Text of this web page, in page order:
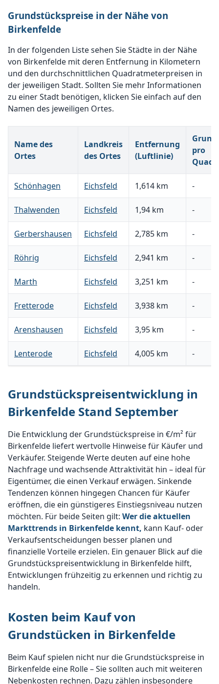
Grundstückspreise in der Nähe von
Birkenfelde
In der folgenden Liste sehen Sie Städte in der Nähe
von Birkenfelde mit deren Entfernung in Kilometern
und den durchschnittlichen Quadratmeterpreisen in
der jeweiligen Stadt. Sollten Sie mehr Informationen
zu einer Stadt benötigen, klicken Sie einfach auf den
Namen des jeweiligen Ortes.
Name des
Ortes
Landkreis
des Ortes
Entfernung
(Luftlinie)
pro
Schönhagen Eichsfeld 1,614 km -
Thalwenden Eichsfeld 1,94 km -
Gerbershausen Eichsfeld 2,785 km -
Röhrig Eichsfeld 2,941 km -
Marth Eichsfeld 3,251 km -
Fretterode Eichsfeld 3,938 km -
Arenshausen Eichsfeld 3,95 km -
Lenterode Eichsfeld 4,005 km -
Grundstückspreisentwicklung in
Birkenfelde Stand September
Die Entwicklung der Grundstückspreise in €/m² für
Birkenfelde liefert wertvolle Hinweise für Käufer und
Verkäufer. Steigende Werte deuten auf eine hohe
Nachfrage und wachsende Attraktivität hin – ideal für
Eigentümer, die einen Verkauf erwägen. Sinkende
Tendenzen können hingegen Chancen für Käufer
eröffnen, die ein günstigeres Einstiegsniveau nutzen
möchten. Für beide Seiten gilt: Wer die aktuellen
Markttrends in Birkenfelde kennt, kann Kauf- oder
Verkaufsentscheidungen besser planen und
finanzielle Vorteile erzielen. Ein genauer Blick auf die
Grundstückspreisentwicklung in Birkenfelde hilft,
Entwicklungen frühzeitig zu erkennen und richtig zu
handeln.
Kosten beim Kauf von
Grundstücken in Birkenfelde
Beim Kauf spielen nicht nur die Grundstückspreise in
Birkenfelde eine Rolle – Sie sollten auch mit weiteren
Nebenkosten rechnen. Dazu zählen insbesondere